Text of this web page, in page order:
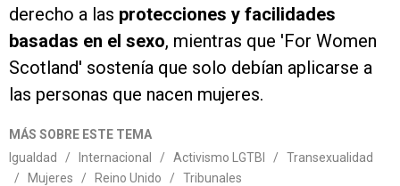
derecho a las protecciones y facilidades
basadas en el sexo, mientras que 'For Women
Scotland' sostenía que solo debían aplicarse a
las personas que nacen mujeres.
MÁS SOBRE ESTE TEMA
Igualdad
/ Internacional / Activismo LGTBI /
Transexualidad
/
Mujeres / Reino Unido / Tribunales